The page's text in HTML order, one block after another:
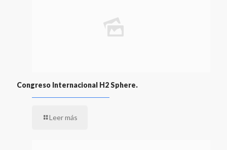
Congreso Internacional H2 Sphere.
Leer más